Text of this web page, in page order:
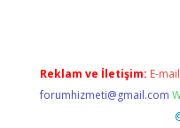
Reklam ve İletişim: E-
forumhizmeti@gmail.com